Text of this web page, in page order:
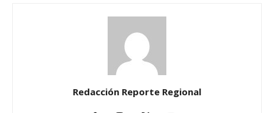
Redacción Reporte Regional